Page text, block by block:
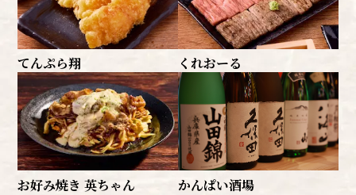
てんぷら翔 くれおーる
お好み焼き 英ちゃん かんぱい酒場